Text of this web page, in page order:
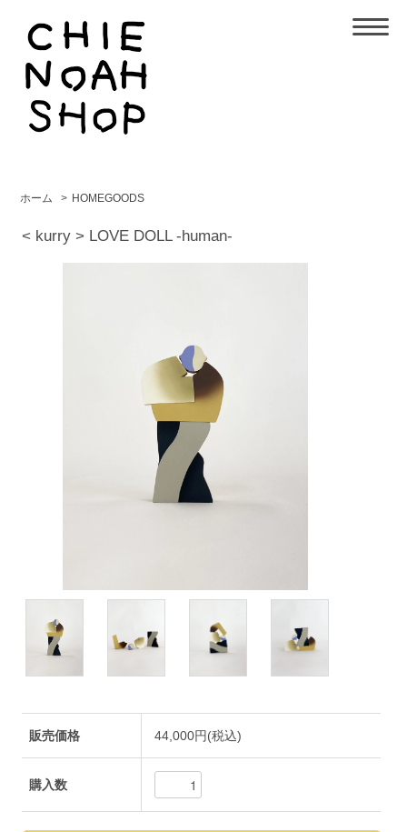
ホーム > HOMEGOODS
< kurry > LOVE DOLL -human-
販売価格 44,000円(税込)
購入数